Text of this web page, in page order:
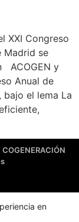
XXI Congreso
Madrid se
ACOGEN y
Anual de
el lema La
en